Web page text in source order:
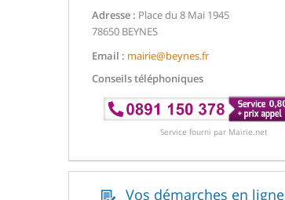
Adresse : Place du 8 Mai 1945
78650 BEYNES
Email : mairie@beynes.fr
Conseils téléphoniques
Service fourni par Mairie.net
Vos démarches en ligne